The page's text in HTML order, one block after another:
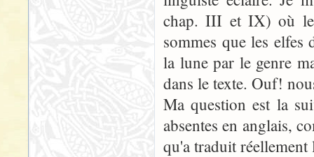
chap. III et IX) où le
sommes que les
la lune par le genre
dans le texte. Ouf!
Ma question est la
absentes en anglais,
qu'a traduit réellement